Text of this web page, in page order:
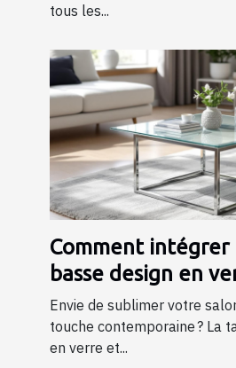
tous les...
Comment
basse design en
métal dans votre
Envie de sublimer votre
touche contemporaine ? La
en verre et...